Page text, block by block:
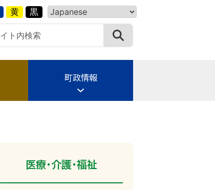
黄 黒
町政情報
医療・介護・福祉